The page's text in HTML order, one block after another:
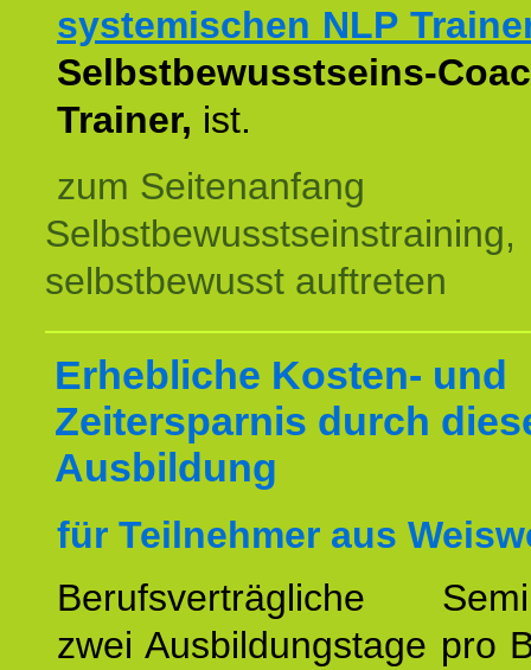
systemischen NLP
Selbstbewusstseins-
Trainer, ist.
zum Seitenanfang
Selbstbewusstseinstraining,
selbstbewusst auftreten
Erhebliche Kosten- und
Zeitersparnis durch
Ausbildung
für Teilnehmer aus
Berufsverträgliche
zwei Ausbildungstage pro